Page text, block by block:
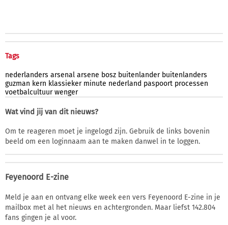
Tags
nederlanders arsenal arsene bosz buitenlander buitenlanders
guzman kern klassieker minute nederland paspoort processen
voetbalcultuur wenger
Wat vind jij van dit nieuws?
Om te reageren moet je ingelogd zijn. Gebruik de links bovenin
beeld om een loginnaam aan te maken danwel in te loggen.
Feyenoord E-zine
Meld je aan en ontvang elke week een vers Feyenoord E-zine in je
mailbox met al het nieuws en achtergronden. Maar liefst 142.804
fans gingen je al voor.